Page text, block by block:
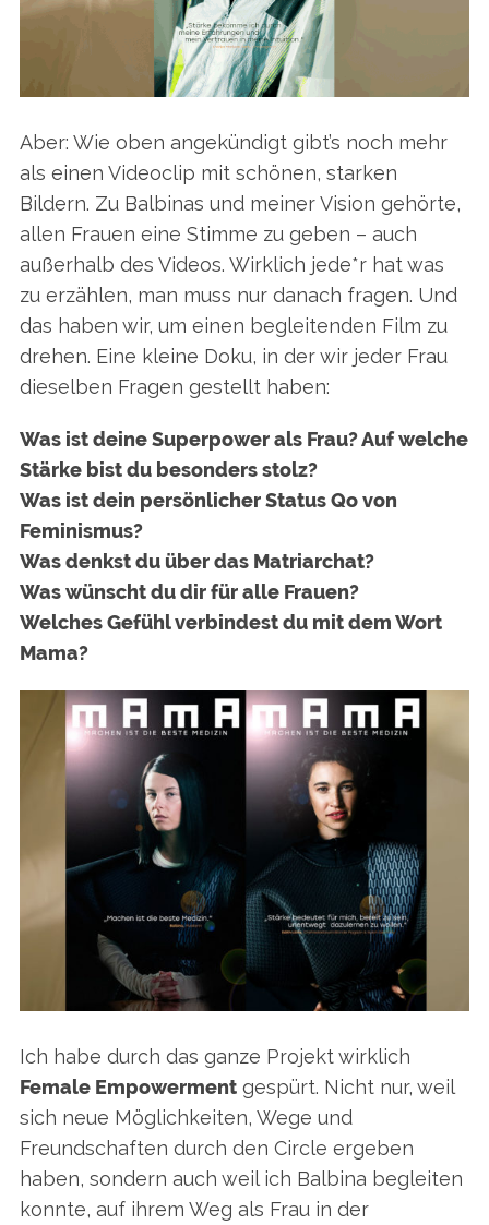
Aber: Wie oben angekündigt gibt’s noch mehr
als einen Videoclip mit schönen, starken
Bildern. Zu Balbinas und meiner Vision gehörte,
allen Frauen eine Stimme zu geben – auch
außerhalb des Videos. Wirklich jede*r hat was
zu erzählen, man muss nur danach fragen. Und
das haben wir, um einen begleitenden Film zu
drehen. Eine kleine Doku, in der wir jeder Frau
dieselben Fragen gestellt haben:
Was ist deine Superpower als Frau? Auf welche
Stärke bist du besonders stolz?
Was ist dein persönlicher Status Qo von
Feminismus?
Was denkst du über das Matriarchat?
Was wünscht du dir für alle Frauen?
Welches Gefühl verbindest du mit dem Wort
Mama?
Ich habe durch das ganze Projekt wirklich
Female Empowermentgespürt. Nicht nur, weil
sich neue Möglichkeiten, Wege und
Freundschaften durch den Circle ergeben
haben, sondern auch weil ich Balbina begleiten
konnte, auf ihrem Weg als Frau in der
e
a
r
c